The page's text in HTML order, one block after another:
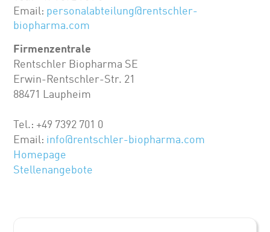
Email: personalabteilung@rentschler-
biopharma.com
Firmenzentrale
Rentschler Biopharma SE
Erwin-Rentschler-Str. 21
88471 Laupheim
Tel.: +49 7392 701 0
Email: info@rentschler-biopharma.com
Homepage
Stellenangebote